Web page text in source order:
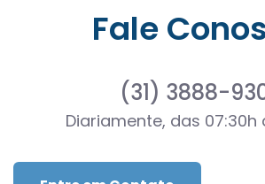
Fale
(31) 3888-
Diariamente, das 07:30h